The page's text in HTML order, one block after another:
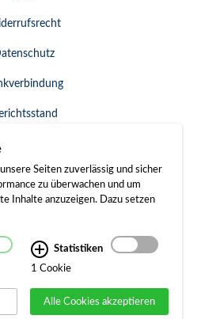
erklären
& KONTAKT
/ Anfahrt
Kontakt
Seiten zuverlässig und sicher
zu überwachen und um
Inhalte anzuzeigen. Dazu setzen
Statistiken
1 Cookie
Alle Cookies akzeptieren